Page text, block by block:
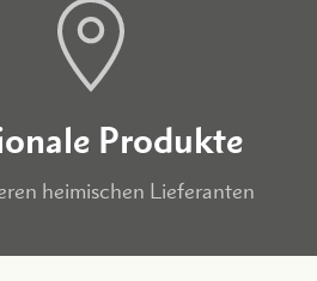
Produkte
heimischen Lieferanten